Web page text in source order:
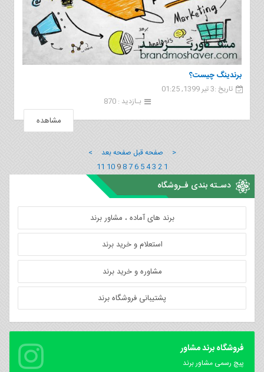
برندینگ چیست؟
تاریخ :3 تیر 1399, 01:25
بـازدید : 870
مشاهده
< صفحه قبل صفحه بعد >
1
2
3
4
5
6
7
8
9
10
11
دسـته بندی فـروشگاه
برند های آماده ، مشاور برند
استعلام و خرید برند
مشاوره و خرید برند
پشتیبانی فروشگاه برند
فروشگاه برند مشاور
پیچ رسمی مشاور برند